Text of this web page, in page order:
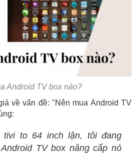
Android TV box nào?
về vấn đề: "Nên mua Android TV
tivi to 64 inch lận, tôi đang
TV box nâng cấp nó